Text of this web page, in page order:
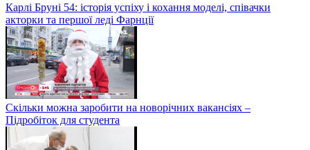
Карлі Бруні 54: історія успіху і кохання моделі, співачки
акторки та першої леді Фарнції
Скільки можна заробити на новорічних вакансіях –
Підробіток для студента